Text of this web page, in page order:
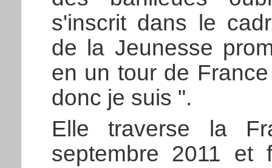
s'inscrit dans le
de la Jeunesse
en un tour de
donc je suis ".
Elle traverse la
septembre 2011 et